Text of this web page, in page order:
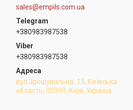
sales@empils.com.ua
+380983987538
+380983987538
вул.Зрошувальна, 15, Київська
область, 02099, Київ, Україна